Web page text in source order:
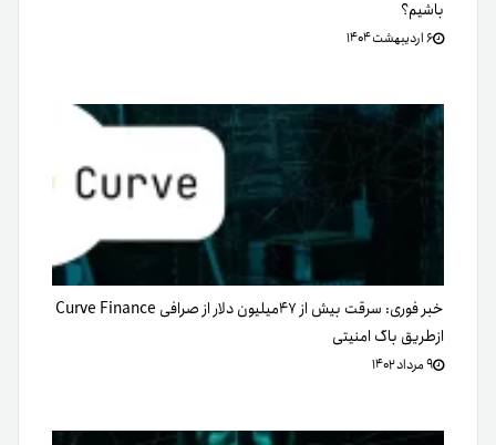
باشیم؟
۶ اردیبهشت ۱۴۰۴
خبر فوری: سرقت بیش از ۴۷میلیون دلار از صرافی Curve Finance
ازطریق باگ امنیتی
۹ مرداد ۱۴۰۲